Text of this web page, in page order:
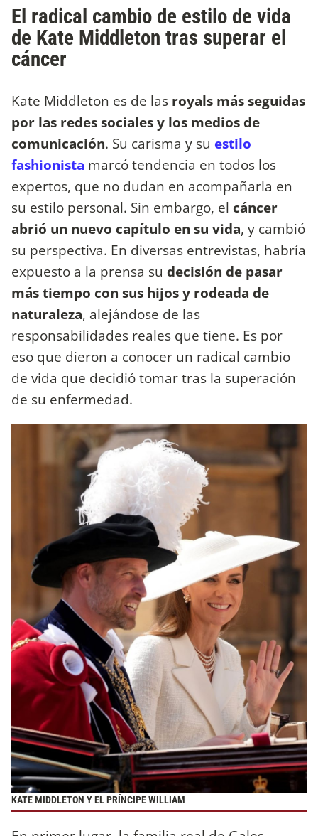
El radical cambio de estilo de vida
de Kate Middleton tras superar el
cáncer
Kate Middleton es de las royals más seguidas
por las redes sociales y los medios de
comunicación. Su carisma y su estilo
fashionista marcó tendencia en todos los
expertos, que no dudan en acompañarla en
su estilo personal. Sin embargo, el cáncer
abrió un nuevo capítulo en su vida, y cambió
su perspectiva. En diversas entrevistas, habría
expuesto a la prensa su decisión de pasar
más tiempo con sus hijos y rodeada de
naturaleza, alejándose de las
responsabilidades reales que tiene. Es por
eso que dieron a conocer un radical cambio
de vida que decidió tomar tras la superación
de su enfermedad.
KATE MIDDLETON Y EL PRÍNCIPE WILLIAM